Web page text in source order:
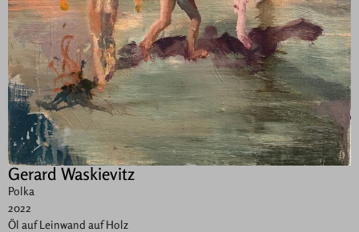
Gerard Waskievitz
Polka
2022
Öl auf Leinwand auf Holz